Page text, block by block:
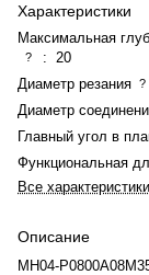
Характеристики
Максимальная
? :
20
Диаметр резания ?
Диаметр
Главный угол в
Функциональная
Все характеристики
Описание
MH04-